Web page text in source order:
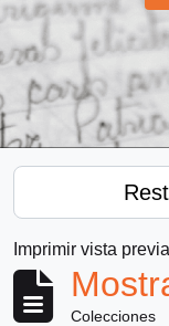
Imprimir vista previa
Colecciones